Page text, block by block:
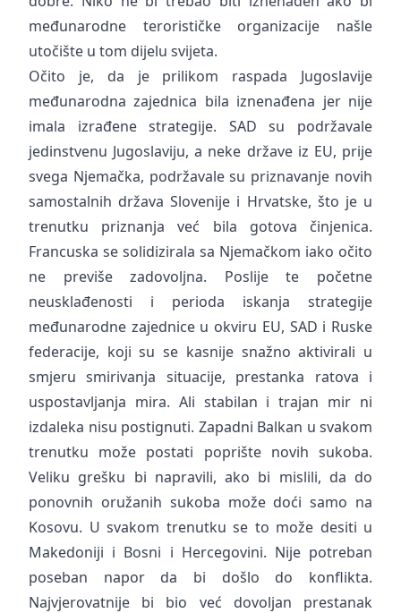
međunarodne terorističke organizacije našle
utočište u tom dijelu svijeta.
Očito je, da je prilikom raspada Jugoslavije
međunarodna zajednica bila iznenađena jer nije
imala izrađene strategije. SAD su podržavale
jedinstvenu Jugoslaviju, a neke države iz EU, prije
svega Njemačka, podržavale su priznavanje novih
samostalnih država Slovenije i Hrvatske, što je u
trenutku priznanja već bila gotova činjenica.
Francuska se solidizirala sa Njemačkom iako očito
ne previše zadovoljna. Poslije te početne
neusklađenosti i perioda iskanja strategije
međunarodne zajednice u okviru EU, SAD i Ruske
federacije, koji su se kasnije snažno aktivirali u
smjeru smirivanja situacije, prestanka ratova i
uspostavljanja mira. Ali stabilan i trajan mir ni
izdaleka nisu postignuti. Zapadni Balkan u svakom
trenutku može postati poprište novih sukoba.
Veliku grešku bi napravili, ako bi mislili, da do
ponovnih oružanih sukoba može doći samo na
Kosovu. U svakom trenutku se to može desiti u
Makedoniji i Bosni i Hercegovini. Nije potreban
poseban napor da bi došlo do konflikta.
Najvjerovatnije bi bio već dovoljan prestanak